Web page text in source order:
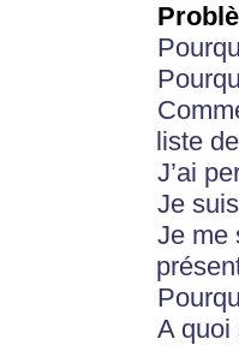
liste
J’ai
Je
Je me
A quoi